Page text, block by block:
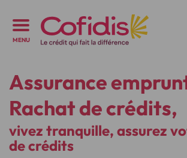
MENU
Assurance
Rachat de crédits,
vivez tranquille, assurez
de crédits